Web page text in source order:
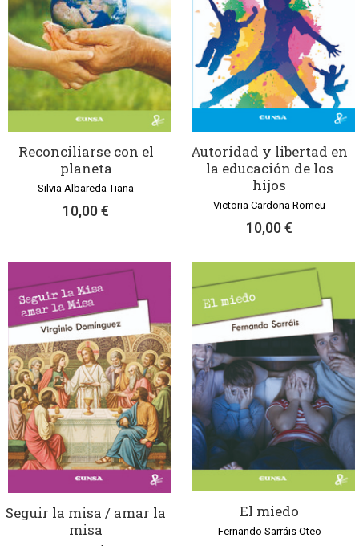
Reconciliarse con el
planeta
Silvia Albareda Tiana
10,00 €
Autoridad y libertad en
la educación de los
hijos
Victoria Cardona Romeu
10,00 €
Seguir la misa / amar la
misa
El miedo
Fernando Sarráis Oteo